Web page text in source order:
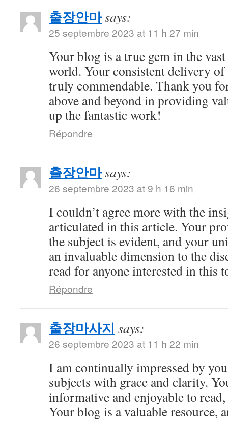
출장안마says:
25 septembre 2023 at 11 h 27 min
Your blog is a true gem in the
world. Your consistent delivery
truly commendable. Thank you
above and beyond in providing
up the fantastic work!
Répondre
출장안마says:
26 septembre 2023 at 9 h 16 min
I couldn’t agree more with the
articulated in this article. Your
the subject is evident, and your
an invaluable dimension to the
read for anyone interested in this
Répondre
출장마사지 says:
26 septembre 2023 at 11 h 22 min
I am continually impressed by
subjects with grace and clarity.
informative and enjoyable to
Your blog is a valuable resource,